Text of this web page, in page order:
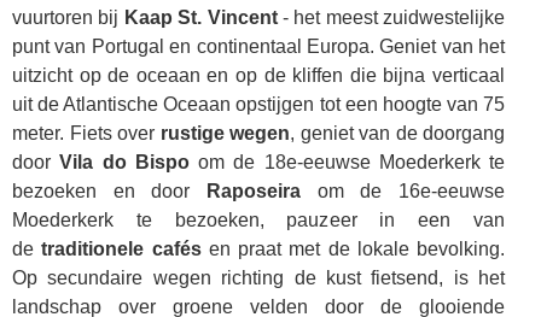
vuurtoren bij Kaap St. Vincent- het meest zuidwestelijke
punt van Portugal en continentaal Europa. Geniet van het
uitzicht op de oceaan en op de kliffen die bijna verticaal
uit de Atlantische Oceaan opstijgen tot een hoogte van 75
meter. Fiets over rustige wegen, geniet van de doorgang
doorVila do Bispoom de 18e-eeuwse Moederkerk te
bezoeken en door
Raposeira om de 16e-eeuwse
Moederkerk te bezoeken, pauzeer in een van
detraditionele cafésen praat met de lokale bevolking.
Op secundaire wegen richting de kust fietsend, is het
landschap over groene velden door de glooiende